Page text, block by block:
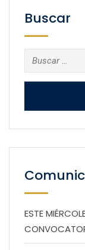
Buscar
Buscar:
ESTE